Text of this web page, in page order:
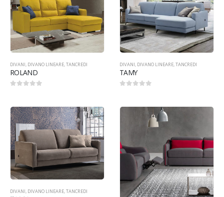
DIVANI, DIVANO LINEARE,TANCREDI
ROLAND
DIVANI, DIVANO LINEARE,TANCREDI
TAMY
DIVANI, DIVANO LINEARE,TANCREDI